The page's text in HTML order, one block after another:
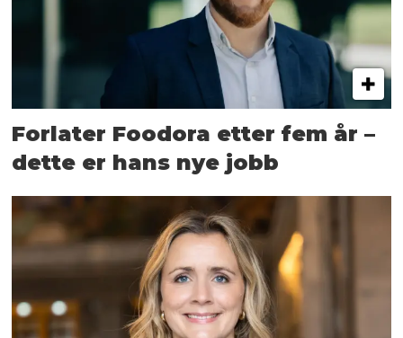
Forlater Foodora etter fem år –
dette er hans nye jobb